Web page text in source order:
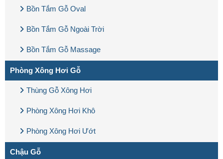
Bồn Tắm Gỗ Oval
Bồn Tắm Gỗ Ngoài Trời
Bồn Tắm Gỗ Massage
Phòng Xông Hơi Gỗ
Thùng Gỗ Xông Hơi
Phòng Xông Hơi Khô
Phòng Xông Hơi Ướt
Chậu Gỗ